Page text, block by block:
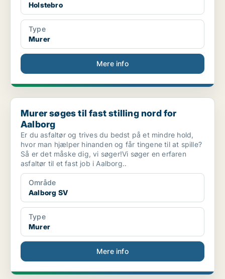
Holstebro
Type
Murer
Mere info
Murer søges til fast stilling nord for Aalborg
Murer søges til fast stilling nord for
Aalborg
Er du asfaltør og trives du bedst på et mindre hold,
hvor man hjælper hinanden og får tingene til at spille?
Så er det måske dig, vi søger!Vi søger en erfaren
asfaltør til et fast job i Aalborg..
Område
Aalborg SV
Type
Murer
Mere info